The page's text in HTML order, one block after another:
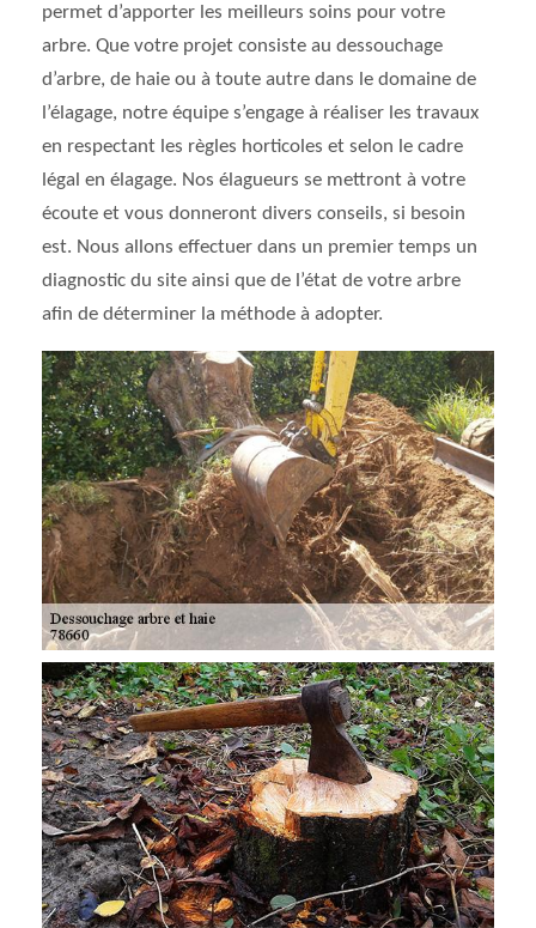
permet d’apporter les meilleurs soins pour votre
arbre. Que votre projet consiste au dessouchage
d’arbre, de haie ou à toute autre dans le domaine de
l’élagage, notre équipe s’engage à réaliser les travaux
en respectant les règles horticoles et selon le cadre
légal en élagage. Nos élagueurs se mettront à votre
écoute et vous donneront divers conseils, si besoin
est. Nous allons effectuer dans un premier temps un
diagnostic du site ainsi que de l’état de votre arbre
afin de déterminer la méthode à adopter.